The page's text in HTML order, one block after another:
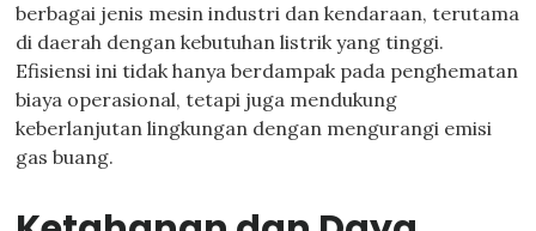
berbagai jenis mesin industri dan kendaraan, terutama
di daerah dengan kebutuhan listrik yang tinggi.
Efisiensi ini tidak hanya berdampak pada penghematan
biaya operasional, tetapi juga mendukung
keberlanjutan lingkungan dengan mengurangi emisi
gas buang.